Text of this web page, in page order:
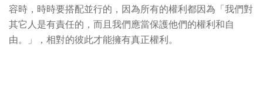
容時，時時要搭配並行的，因為所有的權利都因為「我們對
其它人是有責任的，而且我們應當保護他們的權利和自
由。」，相對的彼此才能擁有真正權利。